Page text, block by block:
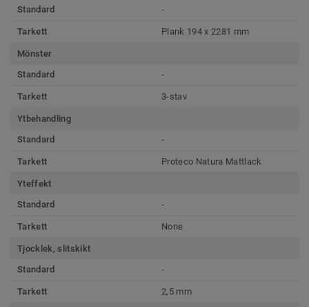
Standard
-
Tarkett Plank 194 x 2281 mm
Mönster
Standard
-
Tarkett 3-stav
Ytbehandling
Standard
-
Tarkett Proteco Natura Mattlack
Yteffekt
Standard
-
Tarkett None
Tjocklek, slitskikt
Standard
-
Tarkett 2,5 mm